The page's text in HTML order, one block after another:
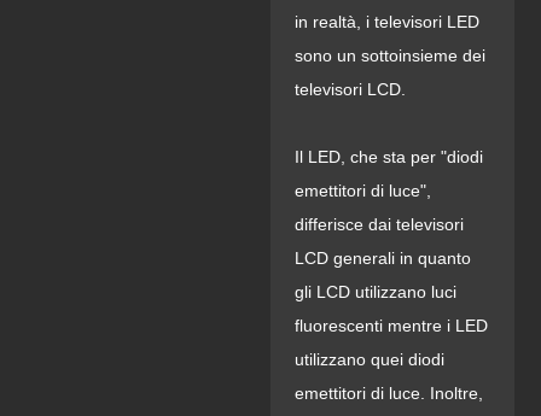
in realtà, i televisori LED
sono un sottoinsieme dei
televisori LCD.
Il LED, che sta per "diodi
emettitori di luce",
differisce dai televisori
LCD generali in quanto
gli LCD utilizzano luci
fluorescenti mentre i LED
utilizzano quei diodi
emettitori di luce. Inoltre,